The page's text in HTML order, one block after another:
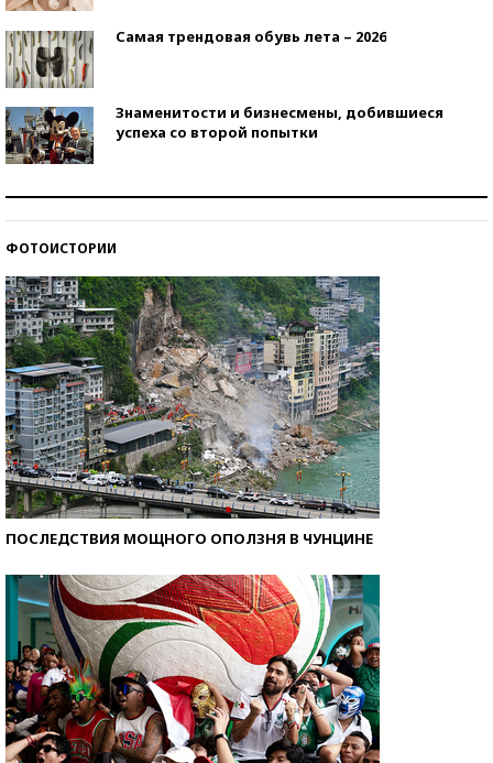
Самая трендовая обувь лета – 2026
Знаменитости и бизнесмены, добившиеся
успеха со второй попытки
ФОТОИСТОРИИ
ПОСЛЕДСТВИЯ МОЩНОГО ОПОЛЗНЯ В ЧУНЦИНЕ